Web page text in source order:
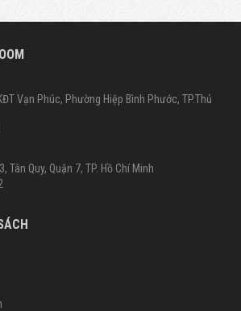
Vạn Phúc, Phường Hiệp Bình Phước, TP.Thủ
Quy, Quận 7, TP. Hồ Chí Minh